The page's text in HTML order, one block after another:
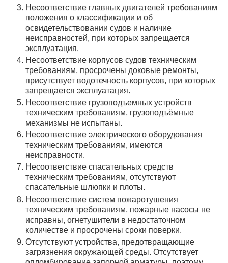
Несоответствие главных двигателей требованиям
положения о классификации и об
освидетельствовании судов и наличие
неисправностей, при которых запрещается
эксплуатация.
Несоответствие корпусов судов техническим
требованиям, просрочены доковые ремонты,
присутствует водотечность корпусов, при которых
запрещается эксплуатация.
Несоответствие грузоподъемных устройств
техническим требованиям, грузоподъёмные
механизмы не испытаны.
Несоответствие электрического оборудования
техническим требованиям, имеются
неисправности.
Несоответствие спасательных средств
техническим требованиям, отсутствуют
спасательные шлюпки и плоты.
Несоответствие систем пожаротушения
техническим требованиям, пожарные насосы не
исправны, огнетушители в недостаточном
количестве и просрочены сроки поверки.
Отсутствуют устройства, предотвращающие
загрязнения окружающей среды. Отсутствует